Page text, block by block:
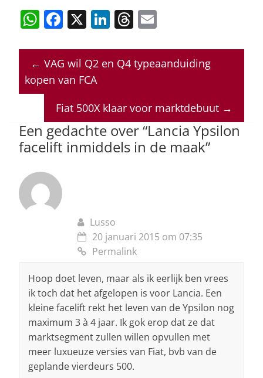
W
at
s
A
p
F
c
e
o
o
k
X Li
k
e
n
T
re
a
s
ai
l
← VAG wil Q2 en Q4 typeaanduiding
kopen van FCA
Fiat 500X klaar voor marktdebuut →
Een gedachte over “Lancia Ypsilon
facelift inmiddels in de maak”
Lusso
20 januari 2015 om 07:35
Permalink
Hoop doet leven, maar als ik eerlijk ben vrees
ik toch dat het afgelopen is voor Lancia. Een
kleine facelift rekt het leven van de Ypsilon nog
maximum 3 à 4 jaar. Ik gok erop dat ze dat
marktsegment zullen willen opvullen met
meer luxueuze versies van Fiat, bvb van de
geplande vierdeurs 500.